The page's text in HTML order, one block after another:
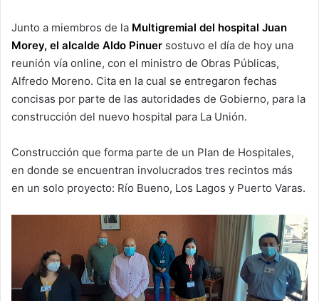
Junto a miembros de la Multigremial del hospital Juan
Morey, el alcalde Aldo Pinuer sostuvo el día de hoy una
reunión vía online, con el ministro de Obras Públicas,
Alfredo Moreno. Cita en la cual se entregaron fechas
concisas por parte de las autoridades de Gobierno, para la
construcción del nuevo hospital para La Unión.
Construcción que forma parte de un Plan de Hospitales,
en donde se encuentran involucrados tres recintos más
en un solo proyecto: Río Bueno, Los Lagos y Puerto Varas.